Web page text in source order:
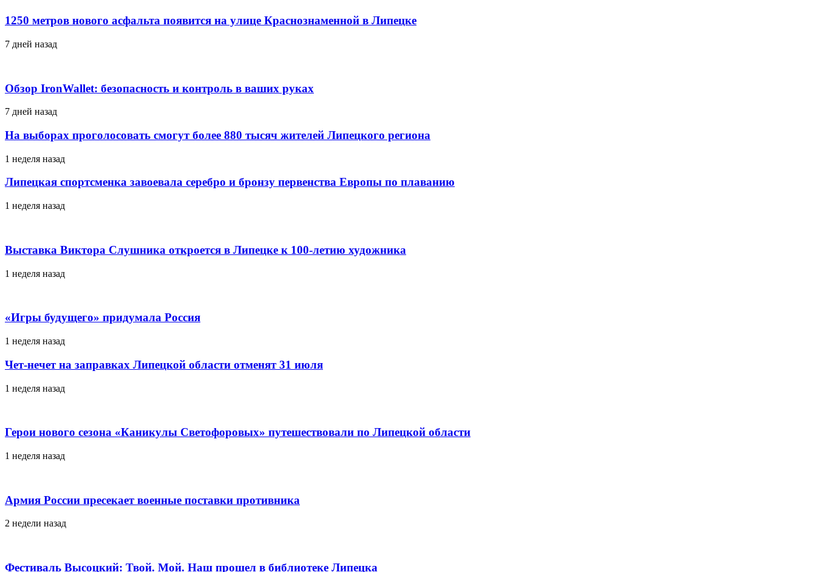
1250 метров нового асфальта появится на улице Краснознаменной в Липецке
7 дней назад
Обзор IronWallet: безопасность и контроль в ваших руках
7 дней назад
На выборах проголосовать смогут более 880 тысяч жителей Липецкого региона
1 неделя назад
Липецкая спортсменка завоевала серебро и бронзу первенства Европы по плаванию
1 неделя назад
Выставка Виктора Слушника откроется в Липецке к 100-летию художника
1 неделя назад
«Игры будущего» придумала Россия
1 неделя назад
Чет-нечет на заправках Липецкой области отменят 31 июля
1 неделя назад
Герои нового сезона «Каникулы Светофоровых» путешествовали по Липецкой области
1 неделя назад
Армия России пресекает военные поставки противника
2 недели назад
Фестиваль Высоцкий: Твой. Мой. Наш прошел в библиотеке Липецка